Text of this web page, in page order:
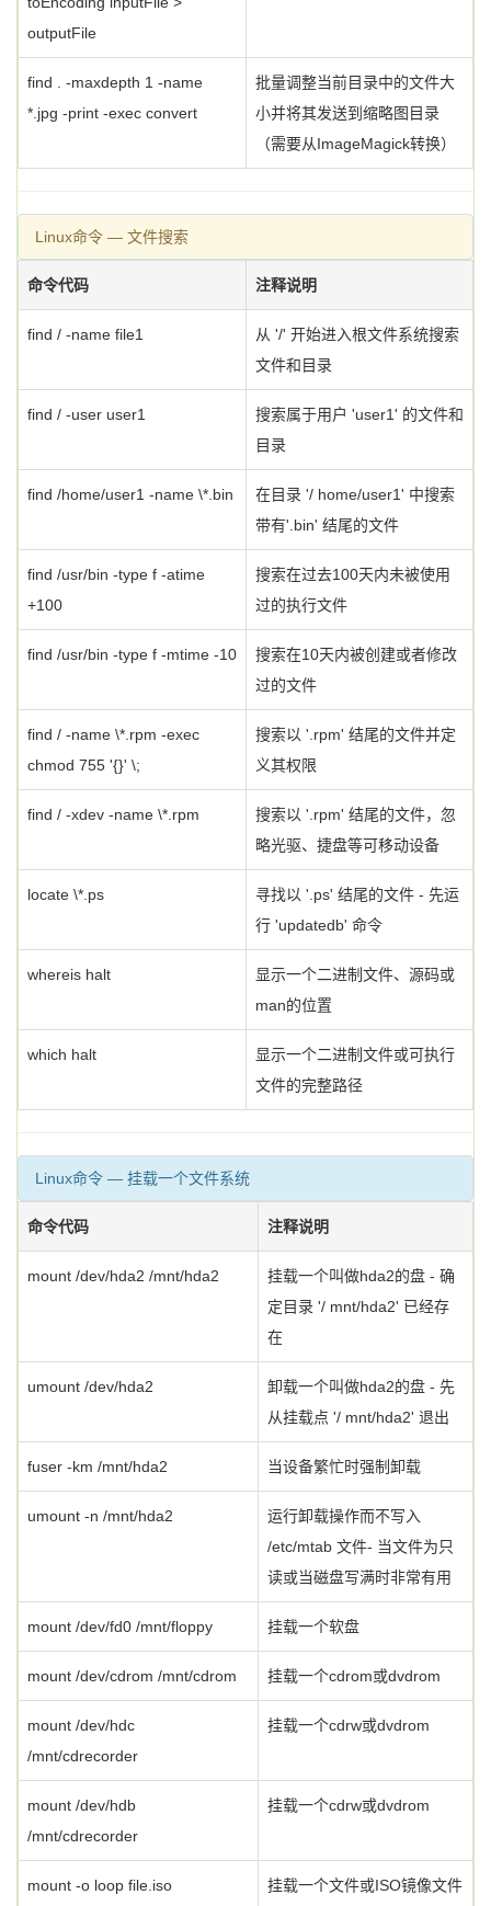
outputFile
find . -maxdepth 1 -name
*.jpg -print -exec convert
批量调整当前目录中的文件大
小并将其发送到缩略图目录
（需要从ImageMagick转换）
Linux命令 — 文件搜索
命令代码 注释说明
find / -name file1
从 '/' 开始进入根文件系统搜索
文件和目录
find / -user user1
搜索属于用户 'user1' 的文件和
目录
find /home/user1 -name \*.bin
在目录 '/ home/user1' 中搜索
带有'.bin' 结尾的文件
find /usr/bin -type f -atime
+100
搜索在过去100天内未被使用
过的执行文件
find /usr/bin -type f -mtime -10
搜索在10天内被创建或者修改
过的文件
find / -name \*.rpm -exec
chmod 755 '{}' \;
搜索以 '.rpm' 结尾的文件并定
义其权限
find / -xdev -name \*.rpm
搜索以 '.rpm' 结尾的文件，忽
略光驱、捷盘等可移动设备
locate \*.ps
寻找以 '.ps' 结尾的文件 - 先运
行 'updatedb' 命令
whereis halt
显示一个二进制文件、源码或
man的位置
which halt
显示一个二进制文件或可执行
文件的完整路径
Linux命令 — 挂载一个文件系统
命令代码 注释说明
mount /dev/hda2 /mnt/hda2
挂载一个叫做hda2的盘 - 确
定目录 '/ mnt/hda2' 已经存
在
umount /dev/hda2
卸载一个叫做hda2的盘 - 先
从挂载点 '/ mnt/hda2' 退出
fuser -km /mnt/hda2 当设备繁忙时强制卸载
umount -n /mnt/hda2
运行卸载操作而不写入
/etc/mtab 文件- 当文件为只
读或当磁盘写满时非常有用
mount /dev/fd0 /mnt/floppy 挂载一个软盘
mount /dev/cdrom /mnt/cdrom 挂载一个cdrom或dvdrom
mount /dev/hdc
/mnt/cdrecorder
挂载一个cdrw或dvdrom
mount /dev/hdb
/mnt/cdrecorder
挂载一个cdrw或dvdrom
mount -o loop file.iso
挂载一个文件或ISO镜像文件